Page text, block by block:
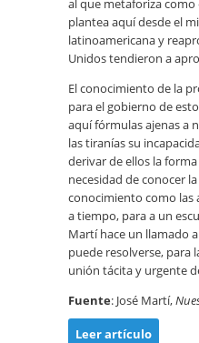
al que metaforiza como
plantea aquí desde el
latinoamericana y
Unidos tendieron a
El conocimiento de la
para el gobierno de
aquí fórmulas ajenas a
las tiranías su
derivar de ellos la
necesidad de conocer
conocimiento como las
a tiempo, para a un
Martí hace un llamado
puede resolverse, para
unión tácita y urgente
Fuente: José Martí,
Leer artículo